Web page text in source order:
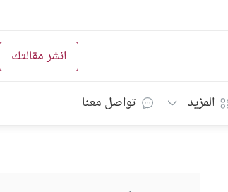
انشر مقالتك
المزيد تواصل معنا